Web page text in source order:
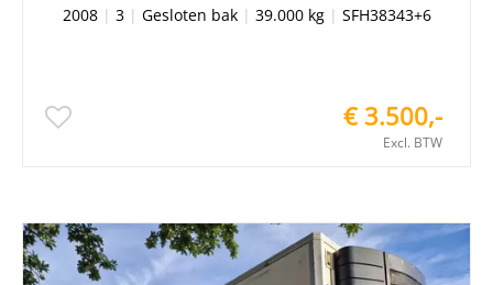
2008| 3| Gesloten bak| 39.000 kg| SFH38343+6
€ 3.500,-
Excl. BTW